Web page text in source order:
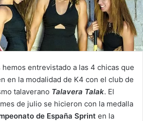
hemos entrevistado a las 4 chicas que
en la modalidad de K4 con el club de
talaverano Talavera Talak. El
de julio se hicieron con la medalla
de España Sprint en la